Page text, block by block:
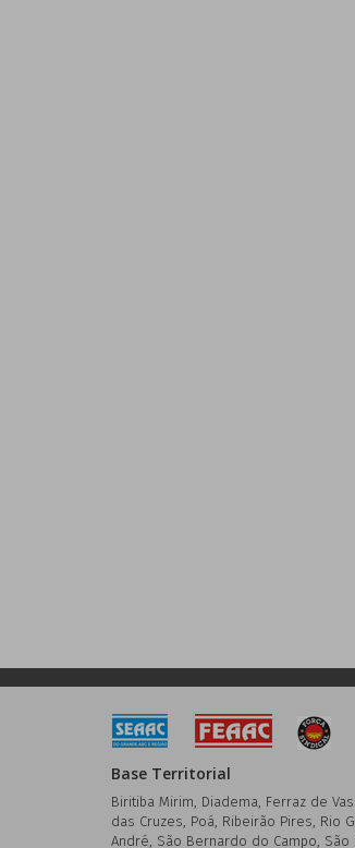
Base Territorial
Biritiba Mirim, Diadema, Ferraz de
das Cruzes, Poá, Ribeirão Pires, Rio
André, São Bernardo do Campo, São